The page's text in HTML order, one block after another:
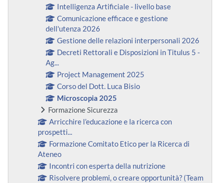
Intelligenza Artificiale - livello base
Comunicazione efficace e gestione
dell'utenza 2026
Gestione delle relazioni interpersonali 2026
Decreti Rettorali e Disposizioni in Titulus 5 -
Ag...
Project Management 2025
Corso del Dott. Luca Bisio
Microscopia 2025
Formazione Sicurezza
Arricchire l’educazione e la ricerca con
prospetti...
Formazione Comitato Etico per la Ricerca di
Ateneo
Incontri con esperta della nutrizione
Risolvere problemi, o creare opportunità? (Team